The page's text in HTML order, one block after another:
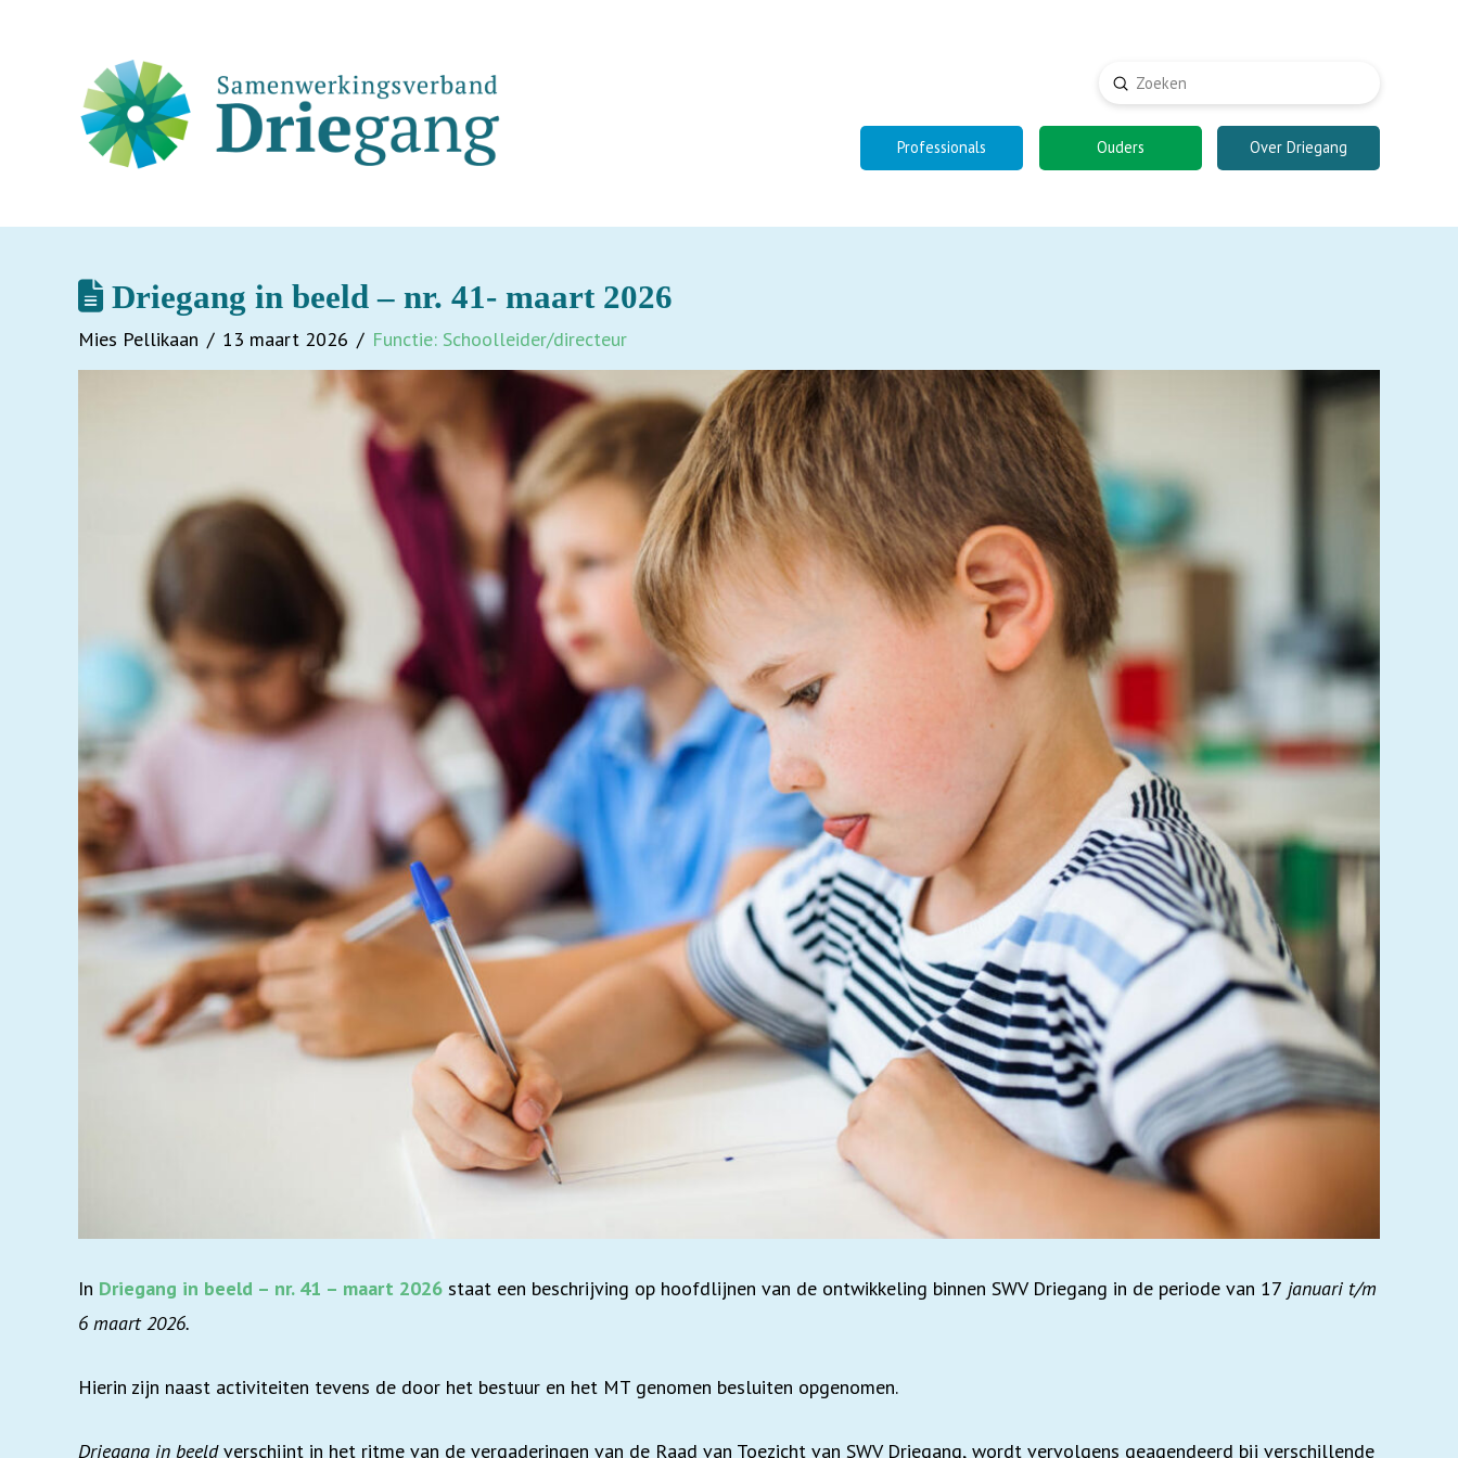
Search
Submit
Professionals Ouders Over Driegang
Driegang in beeld – nr. 41- maart 2026
Mies Pellikaan 13 maart 2026 Functie: Schoolleider/directeur
In Driegang in beeld – nr. 41 – maart 2026 staat een beschrijving op hoofdlijnen van de ontwikkeling binnen SWV Driegang in de periode van 17 januari t/m
6 maart 2026.
Hierin zijn naast activiteiten tevens de door het bestuur en het MT genomen besluiten opgenomen.
Driegang in beeldverschijnt in het ritme van de vergaderingen van de Raad van Toezicht van SWV Driegang, wordt vervolgens geagendeerd bij verschillende